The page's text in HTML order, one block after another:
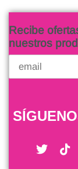
Recibe
nuestros